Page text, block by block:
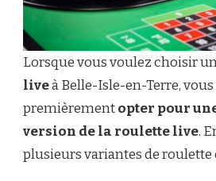
Lorsque vous voulez choisir
liveà Belle-Isle-en-Terre, vous
premièrementopter pour
version de la roulette live.
plusieurs variantes de roulette